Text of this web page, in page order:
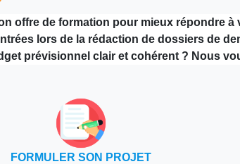
offre de formation pour mieux répondre
lors de la rédaction de dossiers de
prévisionnel clair et cohérent ? Nous
FORMULER SON PROJET